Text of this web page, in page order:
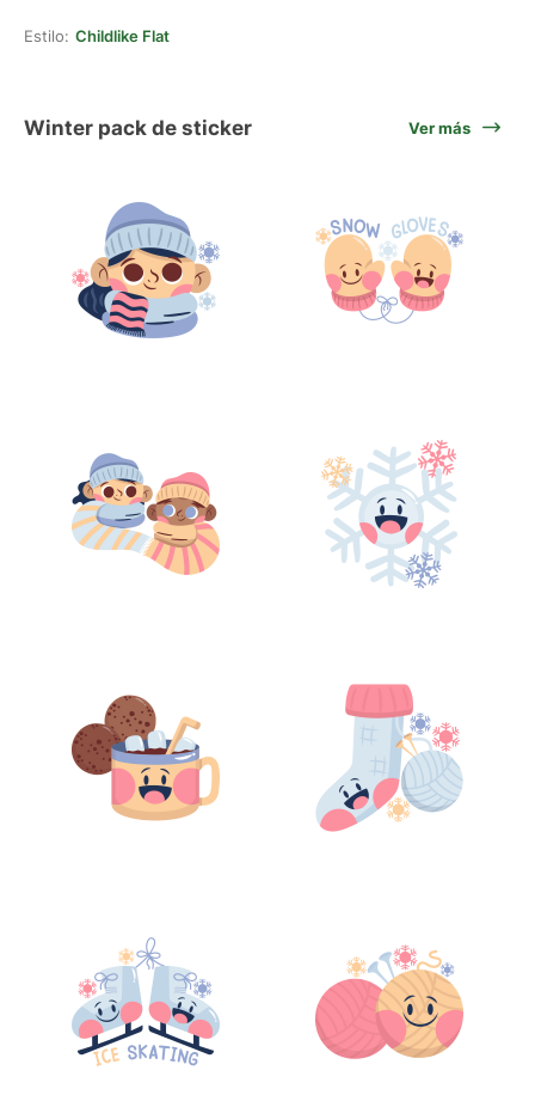
Estilo: Childlike Flat
Winter pack de sticker Ver más